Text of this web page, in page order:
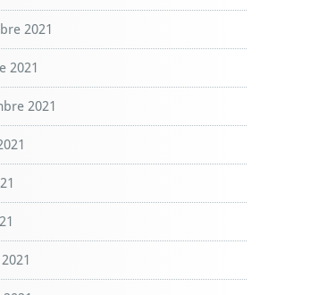
2021
2021
2021